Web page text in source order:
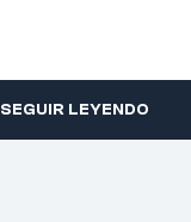
SEGUIR LEYENDO